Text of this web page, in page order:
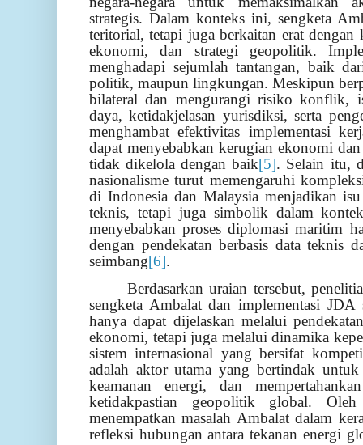
strategis. Dalam konteks ini, sengketa
teritorial, tetapi juga berkaitan erat dengan
ekonomi, dan strategi geopolitik.
menghadapi sejumlah tantangan, baik
politik, maupun lingkungan. Meskipun
bilateral dan mengurangi risiko konflik,
daya, ketidakjelasan yurisdiksi, serta
menghambat efektivitas implementasi
dapat menyebabkan kerugian ekonomi
tidak dikelola dengan baik[5]. Selain itu,
nasionalisme turut memengaruhi
di Indonesia dan Malaysia menjadikan
teknis, tetapi juga simbolik dalam
menyebabkan proses diplomasi maritim
dengan pendekatan berbasis data teknis
seimbang[6].
Berdasarkan uraian tersebut,
sengketa Ambalat dan implementasi
hanya dapat dijelaskan melalui
ekonomi, tetapi juga melalui dinamika
sistem internasional yang bersifat
adalah aktor utama yang bertindak
keamanan energi, dan
ketidakpastian geopolitik global.
menempatkan masalah Ambalat dalam
refleksi hubungan antara tekanan energi